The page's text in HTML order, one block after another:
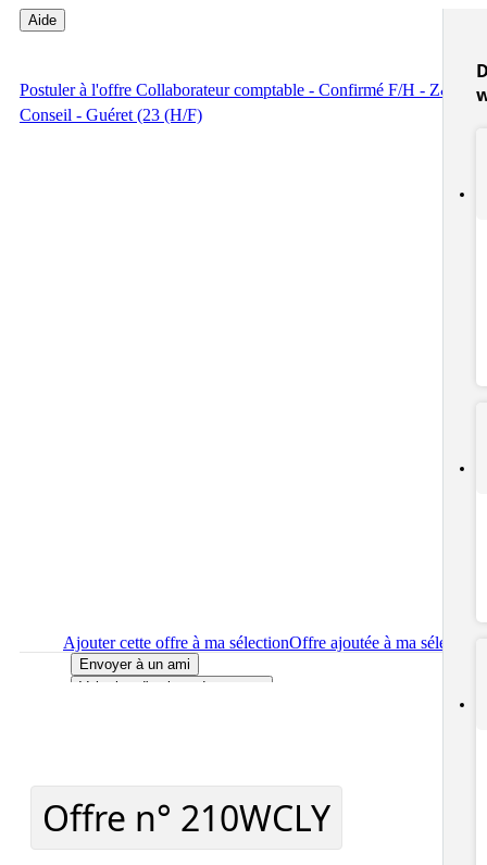
Aide
Postulerà l'offre Collaborateur comptable - Confirmé F/H - Z&M
Conseil - Guéret (23 (H/F)
Ajouter cette offre à ma sélectionOffre ajoutée à ma sélection
Envoyer à un ami
Voir plus d'options de partage
le détail de l'offre Collaborateur comptable -
Offre n° 210WCLY